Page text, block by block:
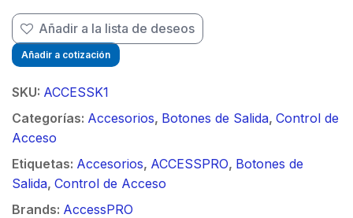
Añadir a la lista de deseos
Añadir a cotización
SKU: ACCESSK1
Categorías: Accesorios, Botones de Salida, Control de
Acceso
Etiquetas: Accesorios, ACCESSPRO, Botones de
Salida, Control de Acceso
Brands: AccessPRO